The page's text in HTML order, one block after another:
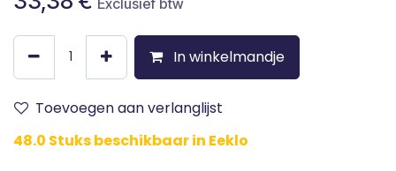
In winkelmandje
Toevoegen aan verlanglijst
48.0 Stuks beschikbaar in Eeklo